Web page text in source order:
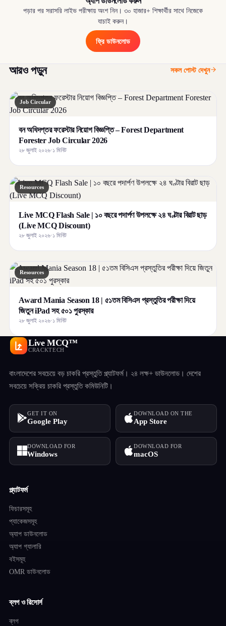
পড়ার পর সরাসরি লাইভ পরীক্ষায় অংশ নিন। ৩০ হাজার+ শিক্ষার্থীর সাথে নিজেকে
যাচাই করুন।
ফ্রি ডাউনলোড
আরও পড়ুন সকল পোস্ট দেখুন
Job Circular
বন অধিদপ্তর ফরেস্টার নিয়োগ বিজ্ঞপ্তি – Forest Department
Forester Job Circular 2026
২৮ জুলাই ২০২৬·১ মিনিট
Resources
Live MCQ Flash Sale | ১০ বছরে পদার্পণ উপলক্ষে ২৪ ঘণ্টার বিরাট ছাড়
(Live MCQ Discount)
২৮ জুলাই ২০২৬·১ মিনিট
Resources
Award Mania Season 18 | ৫১তম বিসিএস প্রস্তুতির পরীক্ষা দিয়ে
জিতুন iPad সহ ৫০১ পুরস্কার
২৮ জুলাই ২০২৬·১ মিনিট
Live MCQ™
CRACKTECH
বাংলাদেশের সবচেয়ে বড় চাকরি প্রস্তুতি প্ল্যাটফর্ম। ২৪ লক্ষ+ ডাউনলোড। দেশের
সবচেয়ে সক্রিয় চাকরি প্রস্তুতি কমিউনিটি।
GET IT ON
Google Play
DOWNLOAD ON THE
App Store
DOWNLOAD FOR
Windows
DOWNLOAD FOR
macOS
প্ল্যাটফর্ম
ফিচারসমূহ
প্যাকেজসমূহ
অ্যাপ ডাউনলোড
অ্যাপ গ্যালারি
বইসমূহ
OMR ডাউনলোড
ব্লগ ও রিসোর্স
ব্লগ